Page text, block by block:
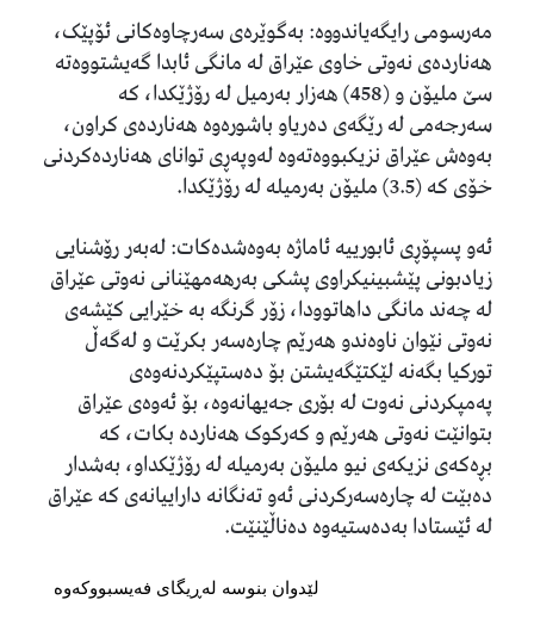
مەرسومی رایگەیاندووە: بەگوێرەی سەرچاوەکانی ئۆپێک،
هەناردەی نەوتی خاوی عێراق لە مانگی ئابدا گەیشتووەتە
سێ ملیۆن و (458) هەزار بەرمیل لە رۆژێکدا، کە
سەرجەمی لە رێگەی دەریاو باشورەوە هەناردەی کراون،
بەوەش عێراق نزیكبووەتەوە لەوپەڕی توانای هەناردەکردنی
خۆی کە (3.5) ملیۆن بەرمیلە لە رۆژێکدا.
ئەو پسپۆڕی ئابورییە ئاماژە بەوەشدەكات: لەبەر رۆشنایی
زیادبونی پێشبینیکراوی پشکی بەرهەمهێنانی نەوتی عێراق
لە چەند مانگی داهاتوودا، زۆر گرنگە بە خێرایی کێشەی
نەوتی نێوان ناوەندو هەرێم چارەسەر بکرێت و لەگەڵ
تورکیا بگەنە لێکتێگەیشتن بۆ دەستپێکردنەوەی
پەمپکردنی نەوت لە بۆری جەیهانەوە، بۆ ئەوەی عێراق
بتوانێت نەوتی هەرێم و کەرکوک هەناردە بکات، كە
بڕەكەی نزیکەی نیو ملیۆن بەرمیلە لە رۆژێکداو، بەشدار
دەبێت لە چارەسەرکردنی ئەو تەنگانە داراییانەی کە عێراق
لە ئێستادا بەدەستیەوە دەناڵێنێت.
لێدوان بنوسە لەڕیگای فەیسبووکەوە